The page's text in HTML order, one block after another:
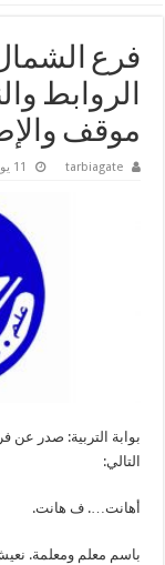
فرع
الروابط
موقف
tarbiagate 11 يونيو، 2022
بوابة التربية: صدر عن
التالي:
أهانت…. ف هانت.
باسم معلم ومعلمة.